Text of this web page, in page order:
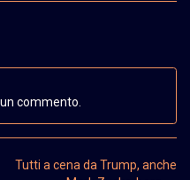
commento.
Tutti a cena da Trump, anche